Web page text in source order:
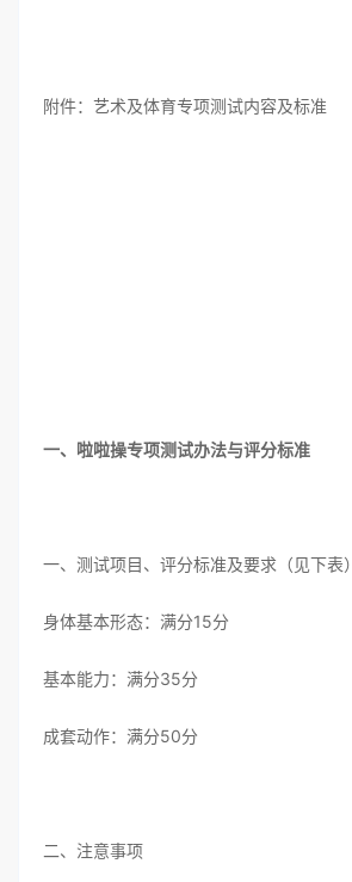
附件：艺术及体育专项测试内容及标准
一、啦啦操专项测试办法与评分标准
一、测试项目、评分标准及要求（见下表）
身体基本形态：满分15分
基本能力：满分35分
成套动作：满分50分
二、注意事项